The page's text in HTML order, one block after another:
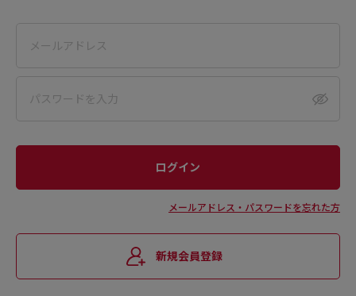
メールアドレス・パスワードを忘れた方
新規会員登録